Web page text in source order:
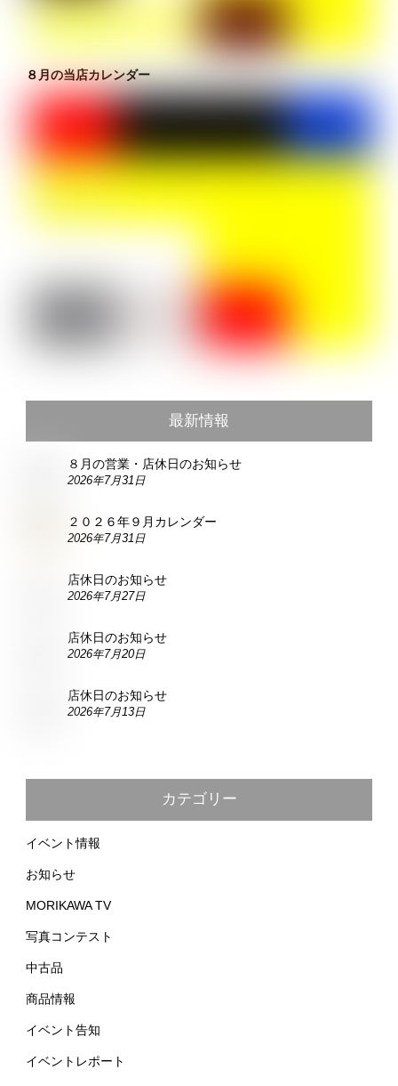
８月の当店カレンダー
最新情報
８月の営業・店休日のお知らせ
2026年7月31日
２０２６年９月カレンダー
2026年7月31日
店休日のお知らせ
2026年7月27日
店休日のお知らせ
2026年7月20日
店休日のお知らせ
2026年7月13日
カテゴリー
イベント情報
お知らせ
MORIKAWA TV
写真コンテスト
中古品
商品情報
イベント告知
イベントレポート